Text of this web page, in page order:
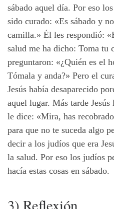
sábado aquel día. Por eso
sido curado: «Es sábado y
camilla.» Él les respondió:
salud me ha dicho: Toma tu
preguntaron: «¿Quién es el
Tómala y anda?» Pero el
Jesús había desaparecido
aquel lugar. Más tarde
le dice: «Mira, has
para que no te suceda algo
decir a los judíos que era
la salud. Por eso los judíos
hacía estas cosas en sábado.